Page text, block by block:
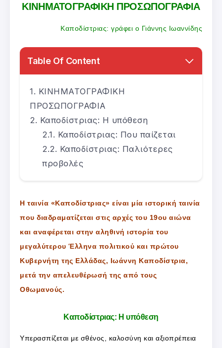
ΚΙΝΗΜΑΤΟΓΡΑΦΙΚΗ ΠΡΟΣΩΠΟΓΡΑΦΙΑ
Καποδίστριας: γράφει ο Γιάννης Ιωαννίδης
Table Of Content
ΚΙΝΗΜΑΤΟΓΡΑΦΙΚΗ
ΠΡΟΣΩΠΟΓΡΑΦΙΑ
Καποδίστριας: Η υπόθεση
Καποδίστριας: Που παίζεται
Καποδίστριας: Παλιότερες
προβολές
Η ταινία «Καποδίστριας» είναι μία ιστορική ταινία
που διαδραματίζεται στις αρχές του 19ου αιώνα
και αναφέρεται στην αληθινή ιστορία του
μεγαλύτερου Έλληνα πολιτικού και πρώτου
Κυβερνήτη της Ελλάδας, Ιωάννη Καποδίστρια,
μετά την απελευθέρωσή της από τους
Οθωμανούς.
Καποδίστριας: Η υπόθεση
Υπερασπίζεται με σθένος, καλοσύνη και αξιοπρέπεια